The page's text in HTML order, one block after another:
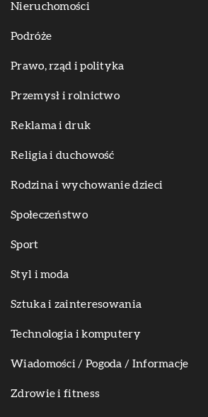
Nieruchomości
Podróże
Prawo, rząd i polityka
Przemysł i rolnictwo
Reklama i druk
Religia i duchowość
Rodzina i wychowanie dzieci
Społeczeństwo
Sport
Styl i moda
Sztuka i zainteresowania
Technologia i komputery
Wiadomości / Pogoda / Informacje
Zdrowie i fitness